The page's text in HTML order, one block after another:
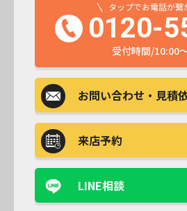
タップでお電話が繋
0120-
受付時間/10:00
お問い合わせ ・見積
来店予約
LINE相談